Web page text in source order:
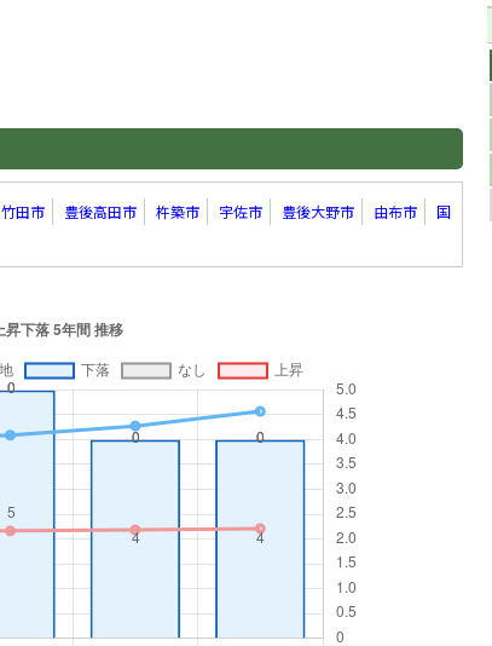
竹田市 豊後高田市 杵築市 宇佐市 豊後大野市 由布市
国